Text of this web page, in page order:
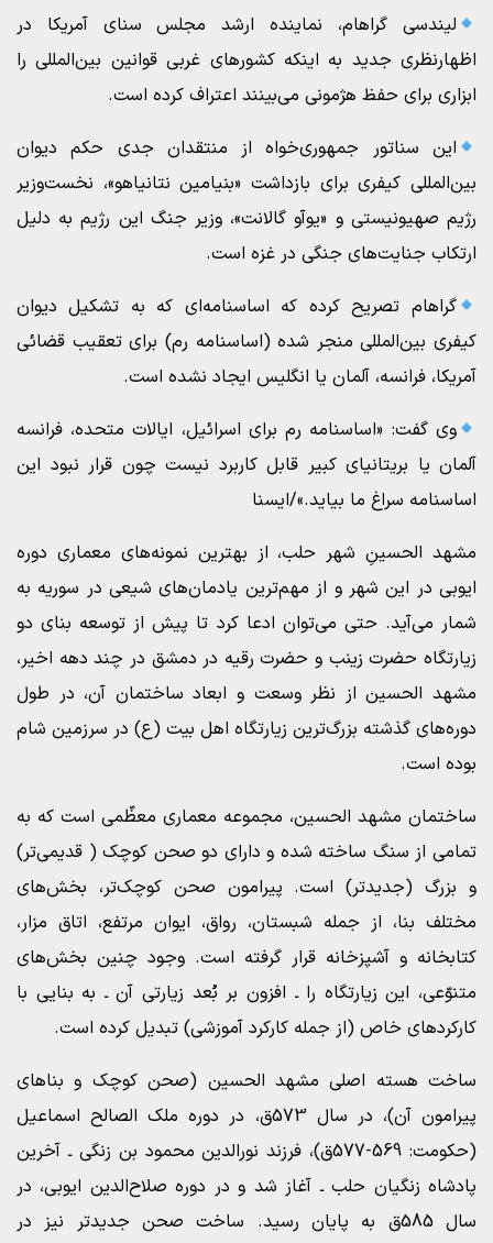
لیندسی گراهام، نماینده ارشد مجلس سنای آمریکا در
اظهارنظری جدید به اینکه کشورهای غربی قوانین بین‌المللی را
ابزاری برای حفظ هژمونی می‌بینند اعتراف کرده است.
این سناتور جمهوری‌خواه از منتقدان جدی حکم دیوان
بین‌المللی کیفری برای بازداشت «بنیامین نتانیاهو»، نخست‌وزیر
رژیم صهیونیستی و «یوآو گالانت»، وزیر جنگ این رژیم به دلیل
ارتکاب جنایت‌های جنگی در غزه است.
گراهام تصریح کرده که اساسنامه‌ای که به تشکیل دیوان
کیفری بین‌المللی منجر شده (اساسنامه رم) برای تعقیب قضائی
آمریکا، فرانسه، آلمان یا انگلیس ایجاد نشده است.
وی گفت: «اساسنامه رم برای اسرائیل، ایالات متحده، فرانسه
آلمان یا بریتانیای کبیر قابل کاربرد نیست چون قرار نبود این
اساسنامه سراغ ما بیاید.»/ایسنا
مشهد الحسینِ شهر حلب، از بهترین نمونه‌های معماری دوره
ایوبی در این شهر و از مهم‌ترین یادمان‌های شیعی در سوریه به
شمار می‌آید. حتی می‌توان ادعا کرد تا پیش از توسعه بنای دو
زیارتگاه حضرت زینب و حضرت رقیه در دمشق در چند دهه اخیر،
مشهد الحسین از نظر وسعت و ابعاد ساختمان آن، در طول
دوره‌های گذشته بزرگ‌ترین زیارتگاه اهل بیت (ع) در سرزمین شام
بوده است.
ساختمان مشهد الحسین، مجموعه معماری معظّمی است که به
تمامی از سنگ ساخته شده و دارای دو صحن کوچک ( قدیمی‌تر)
و بزرگ (جدیدتر) است. پیرامون صحن کوچک‌تر، بخش‌های
مختلف بنا، از جمله شبستان، رواق، ایوان مرتفع، اتاق مزار،
کتابخانه و آشپزخانه قرار گرفته است. وجود چنین بخش‌های
متنوّعی، این زیارتگاه را ـ افزون بر بُعد زیارتی آن ـ به بنایی با
کارکردهای خاص (از جمله کارکرد آموزشی) تبدیل کرده است.
ساخت هسته اصلی مشهد الحسین (صحن کوچک و بناهای
پیرامون آن)، در سال 573ق، در دوره ملک الصالح اسماعیل
(حکومت: 569-577ق)، فرزند نورالدین محمود بن زنگی ـ آخرین
پادشاه زنگیان حلب ـ آغاز شد و در دوره صلاح‌الدین ایوبی، در
سال 585ق به پایان رسید. ساخت صحن جدیدتر نیز در